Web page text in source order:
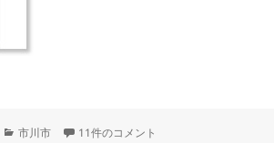
カ
市川市 里見公園 への
11件のコメント